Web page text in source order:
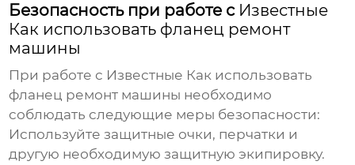
Безопасность при работе с Известные
Как использовать фланец ремонт
машины
При работе с Известные Как использовать
фланец ремонт машины необходимо
соблюдать следующие меры безопасности:
Используйте защитные очки, перчатки и
другую необходимую защитную экипировку.